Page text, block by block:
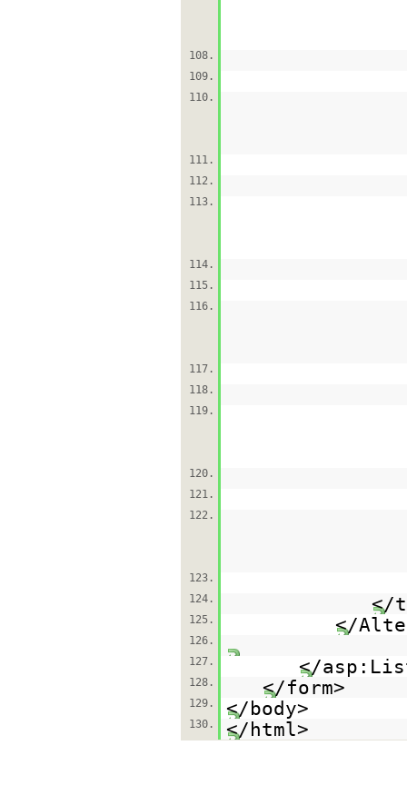
108.
109.
110.
111.
112.
113.
114.
115.
116.
117.
118.
119.
120.
121.
122.
123.
124.
</
125. </
126.
127.
</
128. </form>
129. </body>
130. </html>